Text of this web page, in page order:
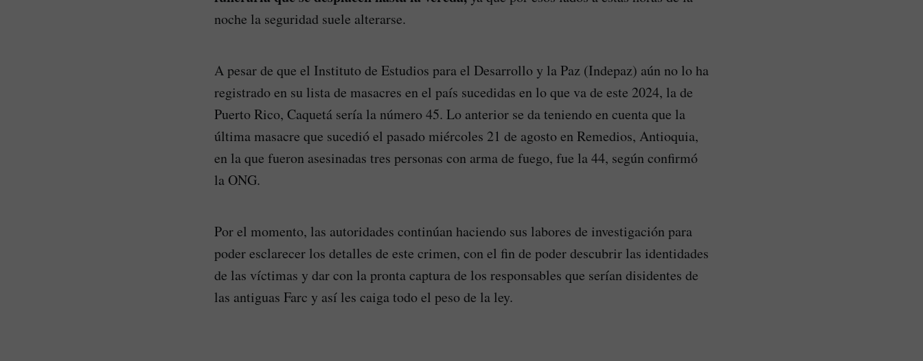
noche la seguridad suele alterarse.
A pesar de que el Instituto de Estudios para el Desarrollo y la Paz (Indepaz) aún no lo ha
registrado en su lista de masacres en el país sucedidas en lo que va de este 2024, la de
Puerto Rico, Caquetá sería la número 45. Lo anterior se da teniendo en cuenta que la
última masacre que sucedió el pasado miércoles 21 de agosto en Remedios, Antioquia,
en la que fueron asesinadas tres personas con arma de fuego, fue la 44, según confirmó
la ONG.
Por el momento, las autoridades continúan haciendo sus labores de investigación para
poder esclarecer los detalles de este crimen, con el fin de poder descubrir las identidades
de las víctimas y dar con la pronta captura de los responsables que serían disidentes de
las antiguas Farc y así les caiga todo el peso de la ley.